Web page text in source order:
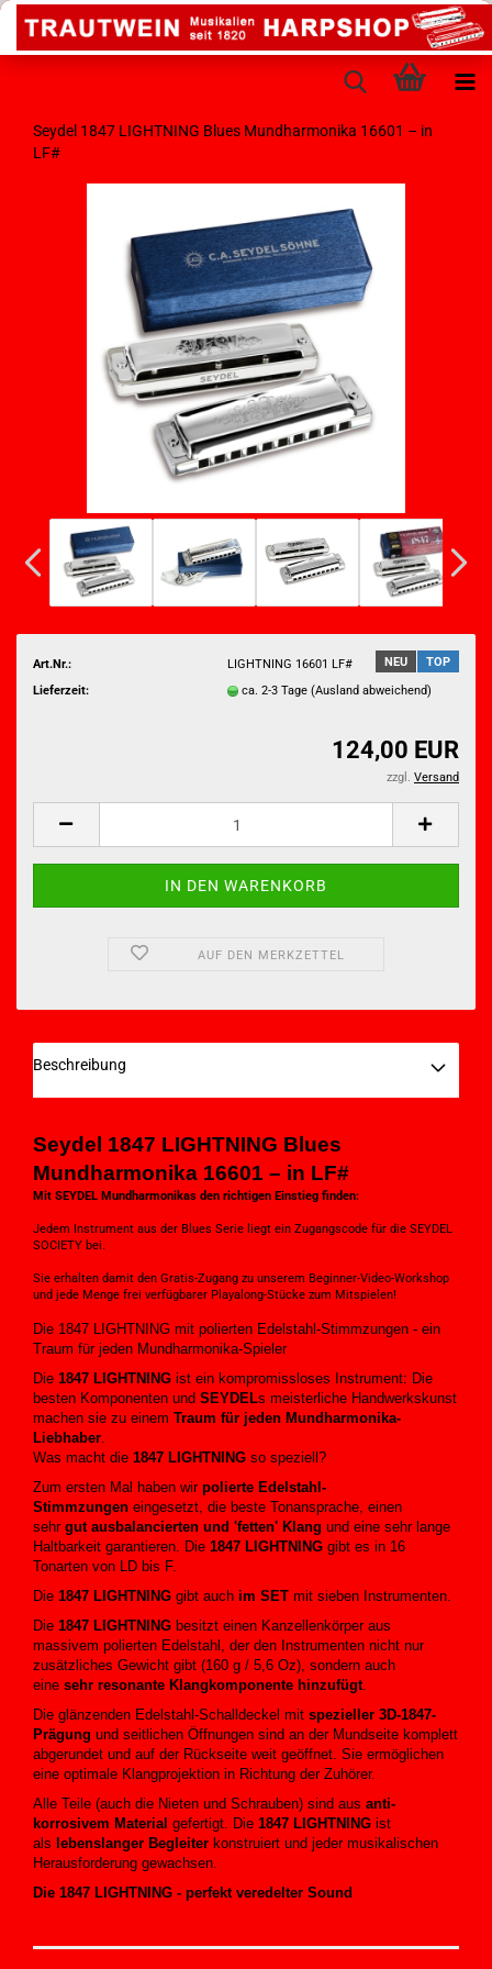
Seydel 1847 LIGHTNING Blues Mundharmonika 16601 – in
LF#
NEU TOP
Art.Nr.:
LIGHTNING 16601 LF#
Lieferzeit:
ca. 2-3 Tage (Ausland abweichend)
124,00 EUR
zzgl. Versand
AUF DEN MERKZETTEL
Beschreibung
Seydel 1847 LIGHTNING Blues
Mundharmonika 16601 – in LF#
Mit SEYDEL Mundharmonikas den richtigen Einstieg finden:
Jedem Instrument aus der Blues Serie liegt ein Zugangscode für die SEYDEL
SOCIETY bei.
Sie erhalten damit den Gratis-Zugang zu unserem Beginner-Video-Workshop
und jede Menge frei verfügbarer Playalong-Stücke zum Mitspielen!
Die 1847 LIGHTNING mit polierten Edelstahl-Stimmzungen - ein
Traum für jeden Mundharmonika-Spieler
Die 1847 LIGHTNING ist ein kompromissloses Instrument: Die
besten Komponenten und SEYDELs meisterliche Handwerkskunst
machen sie zu einem Traum für jeden Mundharmonika-
Liebhaber.
Was macht die 1847 LIGHTNING so speziell?
Zum ersten Mal haben wirpolierte Edelstahl-
Stimmzungen eingesetzt, die beste Tonansprache, einen
sehrgut ausbalancierten und 'fetten' Klang und eine sehr lange
Haltbarkeit garantieren. Die 1847 LIGHTNING gibt es in 16
Tonarten von LD bis F.
Die 1847 LIGHTNING gibt auch im SET mit sieben Instrumenten.
Die 1847 LIGHTNING besitzt einen Kanzellenkörper aus
massivem polierten Edelstahl, der den Instrumenten nicht nur
zusätzliches Gewicht gibt (160 g / 5,6 Oz), sondern auch
eine sehr resonante Klangkomponente hinzufügt.
Die glänzenden Edelstahl-Schalldeckel mit spezieller 3D-1847-
Prägung und seitlichen Öffnungen sind an der Mundseite komplett
abgerundet und auf der Rückseite weit geöffnet. Sie ermöglichen
eine optimale Klangprojektion in Richtung der Zuhörer.
Alle Teile (auch die Nieten und Schrauben) sind aus anti-
korrosivem Material gefertigt. Die 1847 LIGHTNING ist
als lebenslanger Begleiter konstruiert und jeder musikalischen
Herausforderung gewachsen.
Die 1847 LIGHTNING - perfekt veredelter Sound